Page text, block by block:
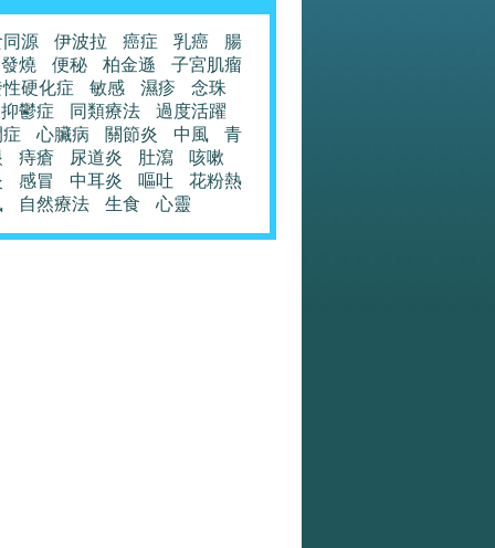
源 伊波拉 癌症 乳癌
腸
發燒
便秘 柏金遜
子宮肌瘤
硬化症
敏感 濕疹
念珠
抑鬱症
同類療法
過度活躍
心臟病 關節炎 中風
青
痔瘡 尿道炎 肚瀉
咳嗽
感冒 中耳炎 嘔吐
花粉熱
自然療法 生食 心靈